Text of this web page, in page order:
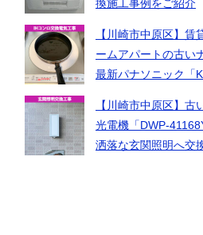
換施工事例をご紹介
【川崎市中原区】
ームアパートの古い
最新パナソニック「
【川崎市中原区】
光電機「DWP-
洒落な玄関照明へ交